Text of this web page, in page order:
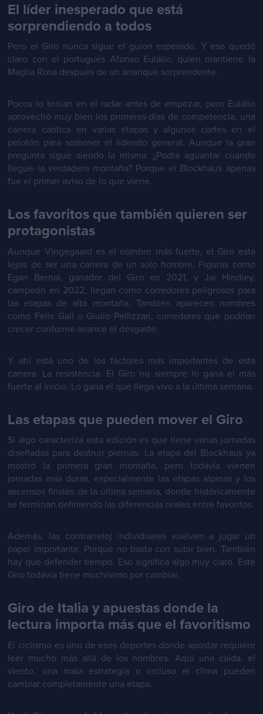
El líder inesperado que está
sorprendiendo a todos
Pero el Giro nunca sigue el guion esperado. Y eso quedó
claro con el portugués Afonso Eulálio, quien mantiene la
Maglia Rosa después de un arranque sorprendente.
Pocos lo tenían en el radar antes de empezar, pero Eulálio
aprovechó muy bien los primeros días de competencia, una
carrera caótica en varias etapas y algunos cortes en el
pelotón para sostener el liderato general. Aunque la gran
pregunta sigue siendo la misma. ¿Podrá aguantar cuando
llegue la verdadera montaña? Porque el Blockhaus apenas
fue el primer aviso de lo que viene.
Los favoritos que también quieren ser
protagonistas
Aunque Vingegaard es el nombre más fuerte, el Giro está
lejos de ser una carrera de un solo hombre. Figuras como
Egan Bernal, ganador del Giro en 2021, y Jai Hindley,
campeón en 2022, llegan como corredores peligrosos para
las etapas de alta montaña. También aparecen nombres
como Felix Gall o Giulio Pellizzari, corredores que podrían
crecer conforme avance el desgaste.
Y ahí está uno de los factores más importantes de esta
carrera. La resistencia. El Giro no siempre lo gana el más
fuerte al inicio. Lo gana el que llega vivo a la última semana.
Las etapas que pueden mover el Giro
Si algo caracteriza esta edición es que tiene varias jornadas
diseñadas para destruir piernas. La etapa del Blockhaus ya
mostró la primera gran montaña, pero todavía vienen
jornadas más duras, especialmente las etapas alpinas y los
ascensos finales de la última semana, donde históricamente
se terminan definiendo las diferencias reales entre favoritos.
Además, las contrarreloj individuales vuelven a jugar un
papel importante. Porque no basta con subir bien. También
hay que defender tiempo. Eso significa algo muy claro. Este
Giro todavía tiene muchísimo por cambiar.
Giro de Italia y apuestas donde la
lectura importa más que el favoritismo
El ciclismo es uno de esos deportes donde apostar requiere
leer mucho más allá de los nombres. Aquí una caída, el
viento, una mala estrategia o incluso el clima pueden
cambiar completamente una etapa.